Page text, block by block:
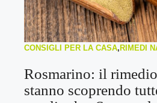
CONSIGLI PER LA CASA, RIMEDI
Rosmarino: il
stanno scoprendo